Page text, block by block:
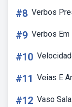
#8 Verbos
#9 Verbos Em
#10
#11 Veias E
#12 Vaso